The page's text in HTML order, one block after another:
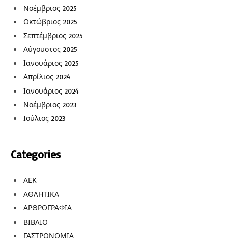
Νοέμβριος 2025
Οκτώβριος 2025
Σεπτέμβριος 2025
Αύγουστος 2025
Ιανουάριος 2025
Απρίλιος 2024
Ιανουάριος 2024
Νοέμβριος 2023
Ιούλιος 2023
Categories
ΑΕΚ
ΑΘΛΗΤΙΚΑ
ΑΡΘΡΟΓΡΑΦΙΑ
ΒΙΒΛΙΟ
ΓΑΣΤΡΟΝΟΜΙΑ